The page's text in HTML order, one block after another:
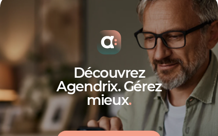
Découvrez
Agendrix. Gérez
mieux.